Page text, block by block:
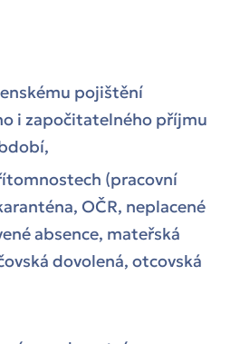
pojištění
i započitatelného příjmu
(pracovní
OČR, neplacené
absence, mateřská
dovolená, otcovská